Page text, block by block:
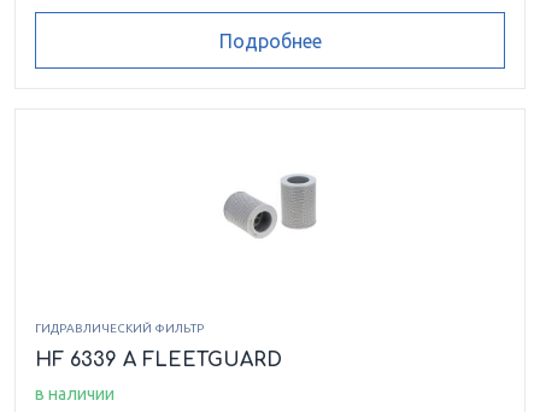
Подробнее
ГИДРАВЛИЧЕСКИЙ ФИЛЬТР
HF 6339 A FLEETGUARD
в наличии